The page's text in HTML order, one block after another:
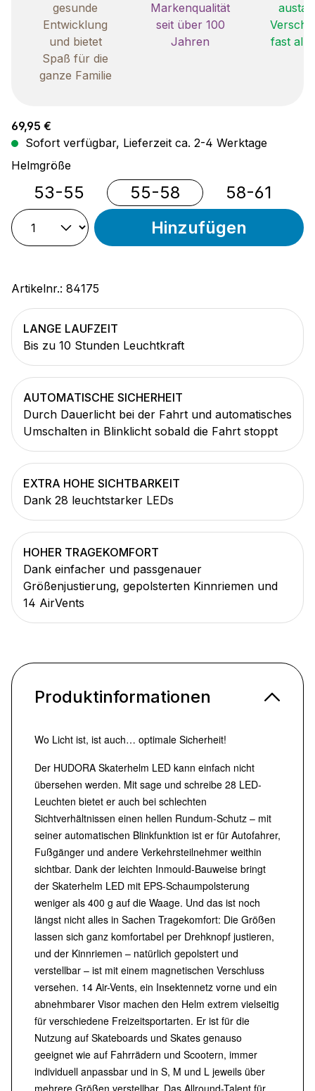
gesunde
Entwicklung
und bietet
Spaß für die
ganze Familie
Markenqualität
seit über 100
Jahren
fast
Regulärer Preis:
69,95 €
Sofort verfügbar, Lieferzeit ca. 2-4 Werktage
Helmgrößeauswählen
53-55 55-58
58-61
Hinzufügen
Artikelnr.: 84175
LANGE LAUFZEIT
Bis zu 10 Stunden Leuchtkraft
AUTOMATISCHE SICHERHEIT
Durch Dauerlicht bei der Fahrt und automatisches
Umschalten in Blinklicht sobald die Fahrt stoppt
EXTRA HOHE SICHTBARKEIT
Dank 28 leuchtstarker LEDs
HOHER TRAGEKOMFORT
Dank einfacher und passgenauer
Größenjustierung, gepolsterten Kinnriemen und
14 AirVents
Produktinformationen
Wo Licht ist, ist auch… optimale Sicherheit!
Der HUDORA Skaterhelm LED kann einfach nicht
übersehen werden. Mit sage und schreibe 28 LED-
Leuchten bietet er auch bei schlechten
Sichtverhältnissen einen hellen Rundum-Schutz – mit
seiner automatischen Blinkfunktion ist er für Autofahrer,
Fußgänger und andere Verkehrsteilnehmer weithin
sichtbar. Dank der leichten Inmould-Bauweise bringt
der Skaterhelm LED mit EPS-Schaumpolsterung
weniger als 400 g auf die Waage. Und das ist noch
längst nicht alles in Sachen Tragekomfort: Die Größen
lassen sich ganz komfortabel per Drehknopf justieren,
und der Kinnriemen – natürlich gepolstert und
verstellbar – ist mit einem magnetischen Verschluss
versehen. 14 Air-Vents, ein Insektennetz vorne und ein
abnehmbarer Visor machen den Helm extrem vielseitig
für verschiedene Freizeitsportarten. Er ist für die
Nutzung auf Skateboards und Skates genauso
geeignet wie auf Fahrrädern und Scootern, immer
individuell anpassbar und in S, M und L jeweils über